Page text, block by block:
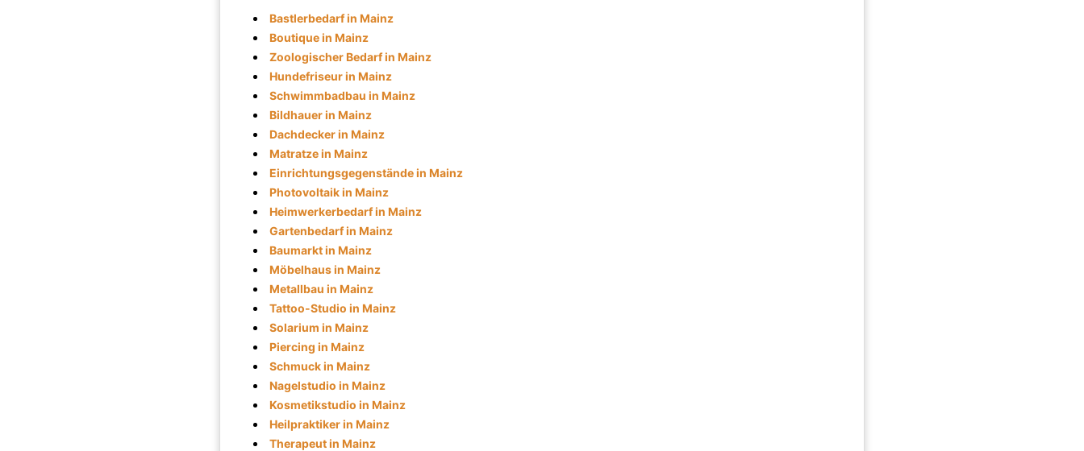
Bastlerbedarf in Mainz
Boutique in Mainz
Zoologischer Bedarf in Mainz
Hundefriseur in Mainz
Schwimmbadbau in Mainz
Bildhauer in Mainz
Dachdecker in Mainz
Matratze in Mainz
Einrichtungsgegenstände in Mainz
Photovoltaik in Mainz
Heimwerkerbedarf in Mainz
Gartenbedarf in Mainz
Baumarkt in Mainz
Möbelhaus in Mainz
Metallbau in Mainz
Tattoo-Studio in Mainz
Solarium in Mainz
Piercing in Mainz
Schmuck in Mainz
Nagelstudio in Mainz
Kosmetikstudio in Mainz
Heilpraktiker in Mainz
Therapeut in Mainz